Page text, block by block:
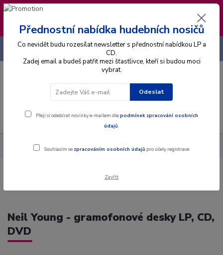
❣️ Od 4.8. do 13.8. čerpám dovolenou. Datum
expedice objednávek se posouvá na pátek
14.8.2026 🐋
Menu
CZK
+420 725 736 293
Interpret Y Young Neil
Neil Young - gramofonové desky LP, CD,
DVD
Přednostní nabídka hudebních nosičů
Co nevidět budu rozesílat newsletter s přednostní nabídkou LP a
CD.
Zadej email a budeš patřit mezi šťastlivce, kteří si budou moci
vybrat.
Odeslat
Přeji si odebírat novinky e-mailem dlepodmínek zpracování osobních
údajů.
Souhlasím se zpracováním osobních údajů pro účely registrace.
Zavřít